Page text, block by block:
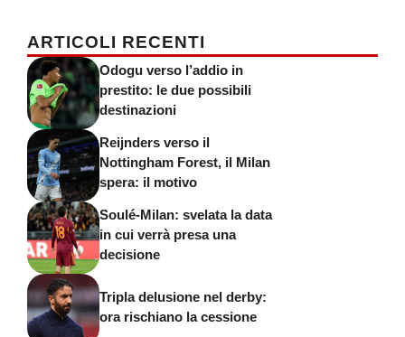
ARTICOLI RECENTI
Odogu verso l’addio in
prestito: le due possibili
destinazioni
Reijnders verso il
Nottingham Forest, il Milan
spera: il motivo
Soulé-Milan: svelata la data
in cui verrà presa una
decisione
Tripla delusione nel derby:
ora rischiano la cessione